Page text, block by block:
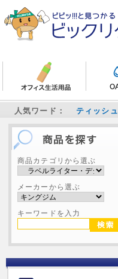
人気ワード： ティッシュ
商品カテゴリから選ぶ
メーカーから選ぶ
キーワードを入力